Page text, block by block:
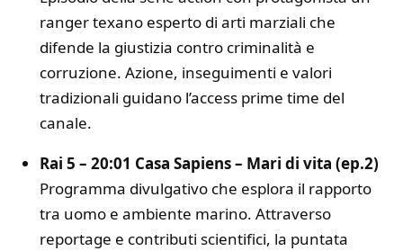
ranger texano esperto di arti marziali che
difende la giustizia contro criminalità e
corruzione. Azione, inseguimenti e valori
tradizionali guidano l’access prime time del
canale.
Rai 5 – 20:01 Casa Sapiens – Mari di vita (ep.2)
Programma divulgativo che esplora il rapporto
tra uomo e ambiente marino. Attraverso
reportage e contributi scientifici, la puntata